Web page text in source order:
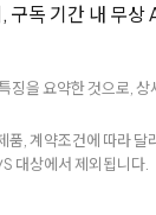
구독 기간 내 무
징을 요약한 것으로,
품, 계약조건에 따라 달
대상에서 제외됩니다.